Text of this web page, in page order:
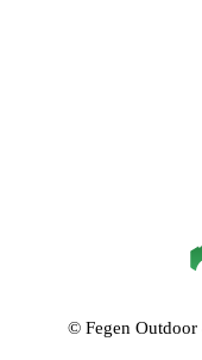
© Fegen Outdoor